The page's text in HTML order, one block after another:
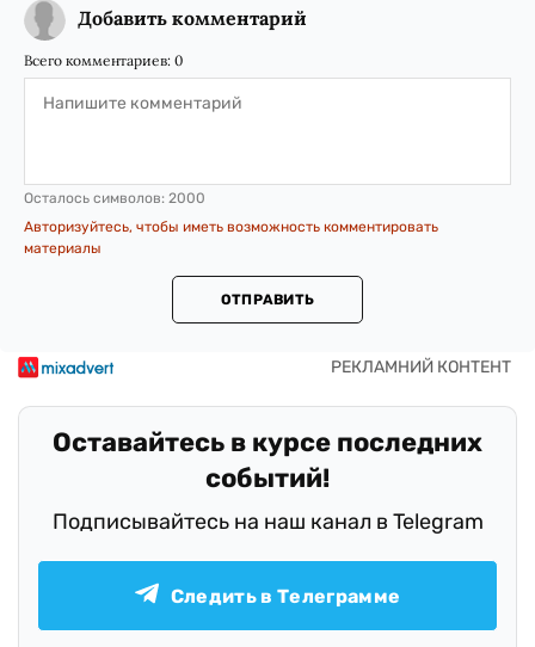
Добавить комментарий
Всего комментариев: 0
Осталось символов: 2000
Авторизуйтесь, чтобы иметь возможность комментировать
материалы
ОТПРАВИТЬ
Оставайтесь в курсе последних
событий!
Подписывайтесь на наш канал в Telegram
Следить в Телеграмме